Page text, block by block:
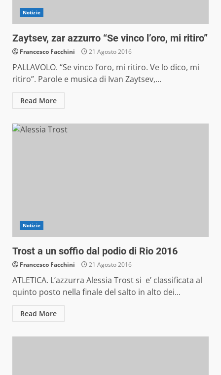
Notizie
Zaytsev, zar azzurro “Se vinco l’oro, mi ritiro”
Francesco Facchini 21 Agosto 2016
PALLAVOLO. “Se vinco l’oro, mi ritiro. Ve lo dico, mi
ritiro”. Parole e musica di Ivan Zaytsev,...
Read More
Notizie
Trost a un soffio dal podio di Rio 2016
Francesco Facchini 21 Agosto 2016
ATLETICA. L’azzurra Alessia Trost si e’ classificata al
quinto posto nella finale del salto in alto dei...
Read More